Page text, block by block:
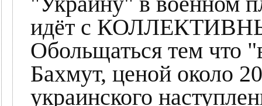
идёт с
Обольщаться тем что
Бахмут, ценой около
украинского